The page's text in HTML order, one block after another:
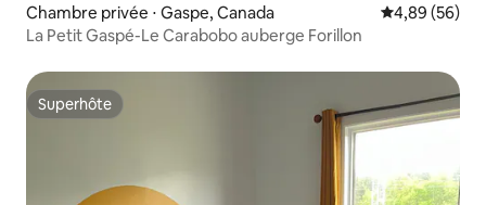
Chambre privée ⋅ Gaspe, Canada Évaluation
4,89 (56)
La Petit Gaspé-Le Carabobo auberge Forillon
Superhôte
Superhôte